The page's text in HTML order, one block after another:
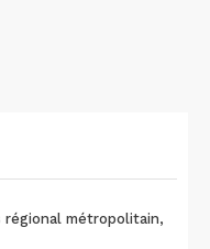
régional métropolitain,